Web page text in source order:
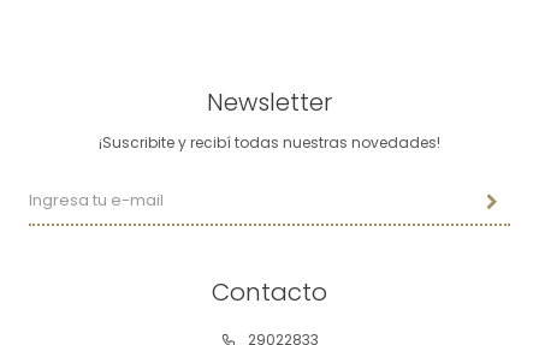
Contacto
29022833
Newsletter
¡Suscribite y recibí todas nuestras novedades!